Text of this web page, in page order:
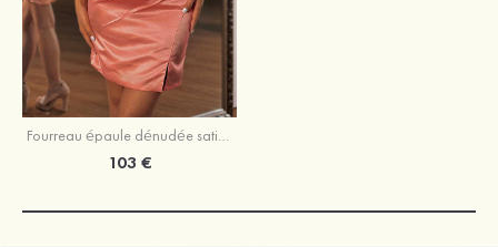
Fourreau épaule dénudée satin courte/mini robe de fête de la rentrée
103 €